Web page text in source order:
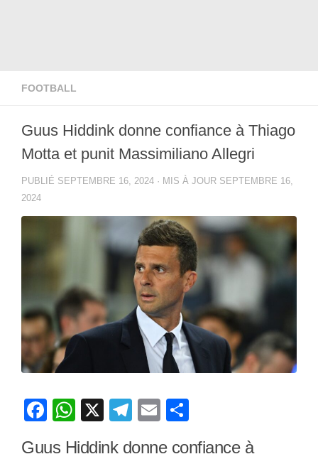
FOOTBALL
Guus Hiddink donne confiance à Thiago
Motta et punit Massimiliano Allegri
PUBLIÉ SEPTEMBRE 16, 2024 · MIS À JOUR SEPTEMBRE 16,
2024
Facebook
WhatsApp
X Telegram
Email
Guus Hiddink donne confiance à